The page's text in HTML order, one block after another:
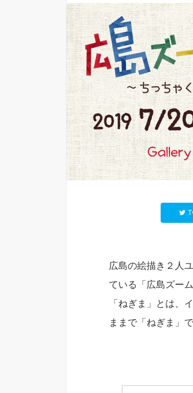
広島の絵描き２人
ている「広島ズー
「ねぎま」とは、
ままで「ねぎま」で